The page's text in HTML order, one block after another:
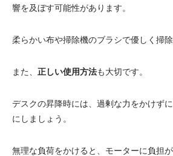
響を及ぼす可能性があります。
柔らかい布や掃除機のブラシで優しく掃除
また、 正しい使用方法も大切です。
デスクの昇降時には、過剰な力をかけず
にしましょう。
無理な負荷をかけると、モーターに負担